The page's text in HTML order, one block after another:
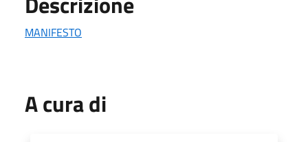
MANIFESTO
A cura di